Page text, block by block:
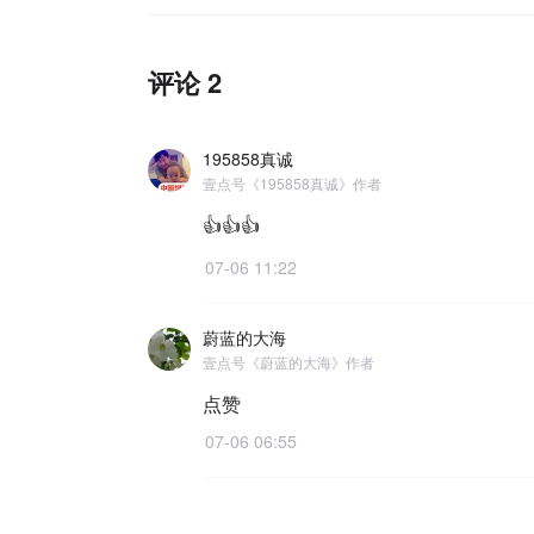
评论 2
195858真诚
壹点号《195858真诚》作者
👍👍👍
07-06 11:22
蔚蓝的大海
壹点号《蔚蓝的大海》作者
点赞
07-06 06:55